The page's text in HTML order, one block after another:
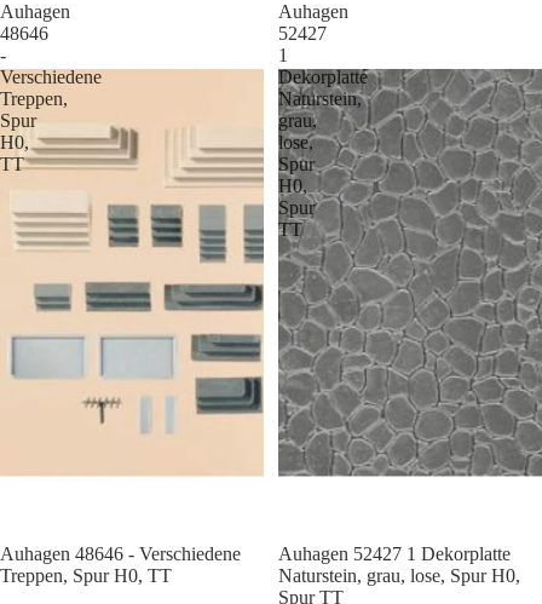
Auhagen
48646
-
Verschiedene
Treppen,
Spur
H0,
TT
Auhagen 48646 - Verschiedene
Treppen, Spur H0, TT
Auhagen
52427
1
Dekorplatte
Naturstein,
grau,
lose,
Spur
H0,
Spur
TT
Auhagen 52427 1 Dekorplatte
Naturstein, grau, lose, Spur H0,
Spur TT